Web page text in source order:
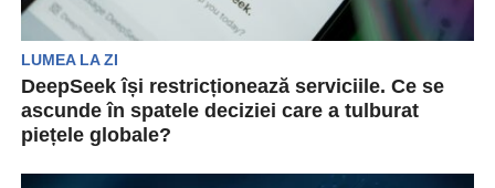
LUMEA LA ZI
DeepSeek își restricționează serviciile. Ce se
ascunde în spatele deciziei care a tulburat
piețele globale?